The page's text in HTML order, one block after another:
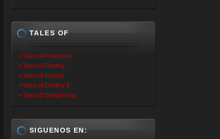
TALES OF
->Tales of Phantasia
->Tales of Destiny
->Tales of Eternia
->Tales of Destiny 2
->Tales of Symphonia
SIGUENOS EN: